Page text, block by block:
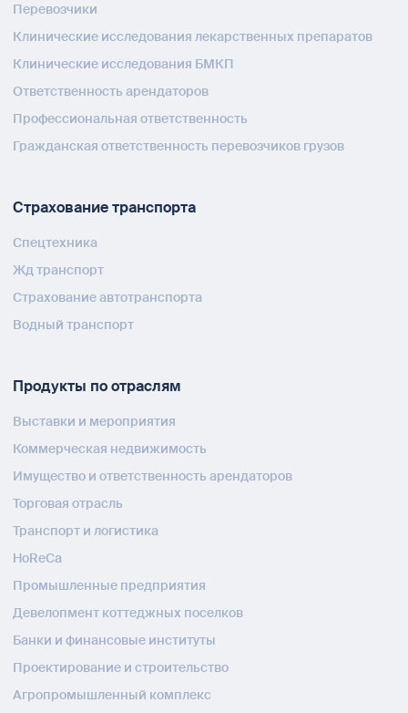
Перевозчики
Клинические исследования лекарственных препаратов
Клинические исследования БМКП
Ответственность арендаторов
Профессиональная ответственность
Гражданская ответственность перевозчиков грузов
Страхование транспорта
Спецтехника
Жд транспорт
Страхование автотранспорта
Водный транспорт
Продукты по отраслям
Выставки и мероприятия
Коммерческая недвижимость
Имущество и ответственность арендаторов
Торговая отрасль
Транспорт и логистика
HoReCa
Промышленные предприятия
Девелопмент коттеджных поселков
Банки и финансовые институты
Проектирование и строительство
Агропромышленный комплекс